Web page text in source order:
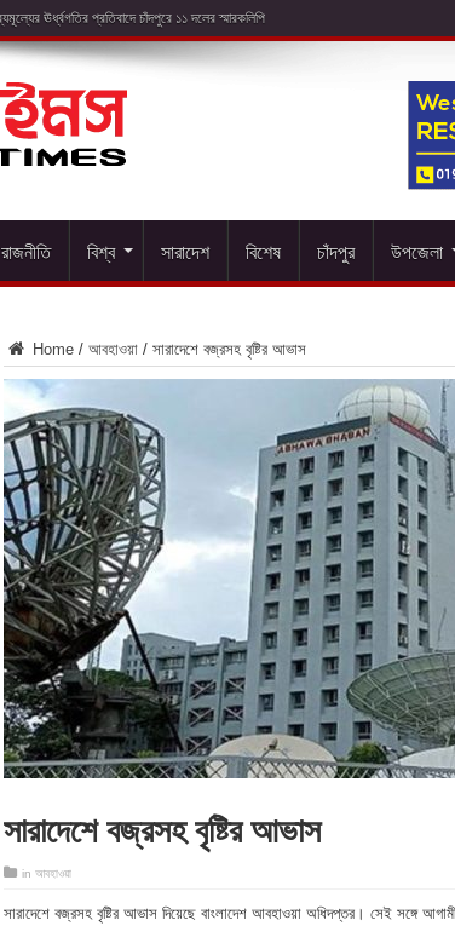
রাজনীতি বিশ্ব সারাদেশ বিশেষ চাঁদপুর উপজেলা
Home / আবহাওয়া / সারাদেশে বজ্রসহ বৃষ্টির আভাস
সারাদেশে বজ্রসহ বৃষ্টির আভাস
in আবহাওয়া
সারাদেশে বজ্রসহ বৃষ্টির আভাস দিয়েছে বাংলাদেশ আবহাওয়া অধিদপ্তর। সেই সঙ্গে আগামী